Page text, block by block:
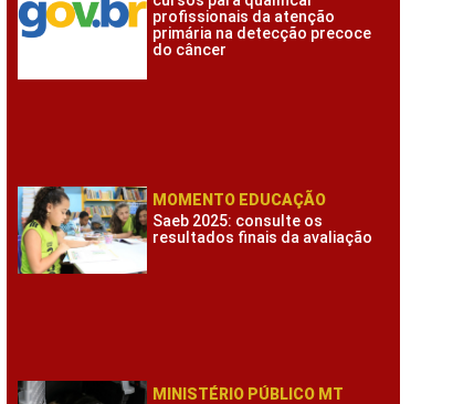
profissionais da atenção
primária na detecção precoce
do câncer
MOMENTO EDUCAÇÃO
Saeb 2025: consulte os
resultados finais da avaliação
MINISTÉRIO PÚBLICO MT